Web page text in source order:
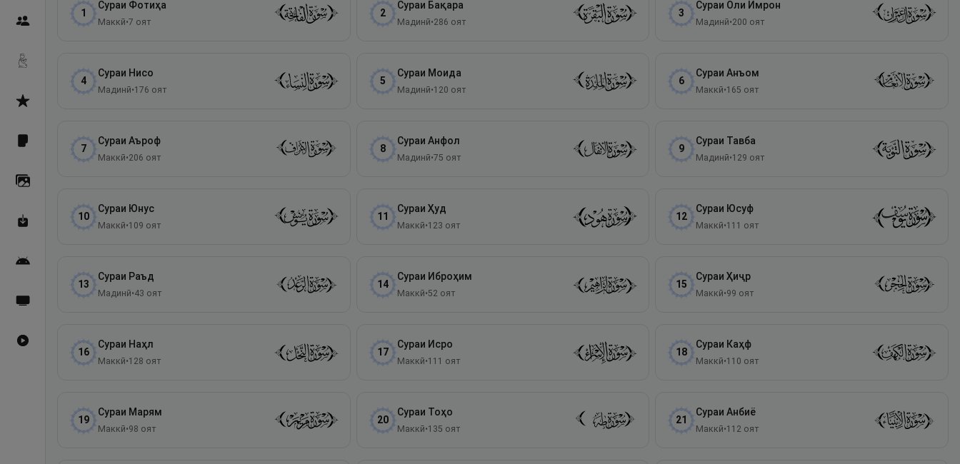
Пайғамбарон
Фарзи айн
Махзани Маърифат
Видеоҳои YouTube
1
Сураи Фотиҳа
Маккӣ•7 оят
2
Сураи Бақара
Мадинӣ•286 оят
3
Сураи Оли Имрон
Мадинӣ•200 оят
4
Сураи Нисо
Мадинӣ•176 оят
5
Сураи Моида
Мадинӣ•120 оят
6
СураиАнъом
Маккӣ•165 оят
7
Сураи Аъроф
Маккӣ•206 оят
8
Сураи Анфол
Мадинӣ•75 оят
9
Сураи Тавба
Мадинӣ•129 оят
10
Сураи Юнус
Маккӣ•109 оят
11
Сураи Ҳуд
Маккӣ•123 оят
12
Сураи Юсуф
Маккӣ•111 оят
13
Сураи Раъд
Мадинӣ•43 оят
14
Сураи Иброҳим
Маккӣ•52оят
15
СураиҲиҷр
Маккӣ•99 оят
16
Сураи Наҳл
Маккӣ•128 оят
17
Сураи Исро
Маккӣ•111 оят
18
Сураи Каҳф
Маккӣ•110 оят
19
Сураи Марям
Маккӣ•98 оят
20
Сураи Тоҳо
Маккӣ•135 оят
21
СураиАнбиё
Маккӣ•112 оят